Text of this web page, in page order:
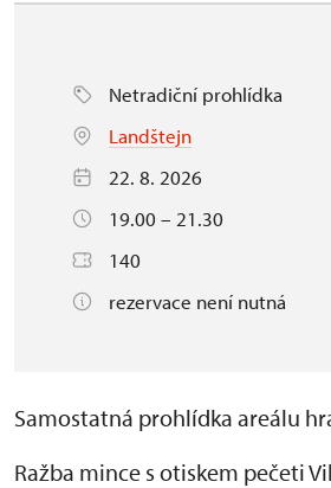
Netradiční prohlídka
Landštejn
22. 8. 2026
19.00 – 21.30
140
rezervace není nutná
Samostatná prohlídka areálu
Ražba mince s otiskem pečeti